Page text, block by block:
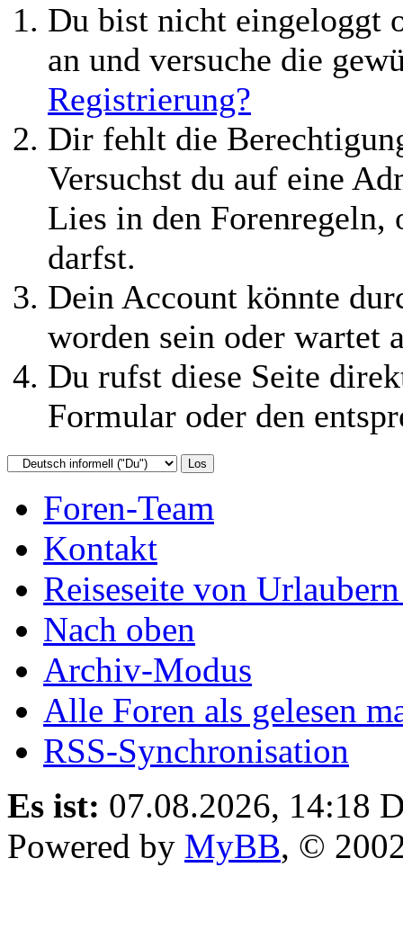
Du bist nicht eingeloggt
an und versuche die
Registrierung?
Dir fehlt die
Versuchst du auf eine
Lies in den Forenregeln,
darfst.
Dein Account könnte
worden sein oder wartet
Du rufst diese Seite
Formular oder den
Foren-Team
Kontakt
Reiseseite von
Nach oben
Archiv-Modus
Alle Foren als gelesen
RSS-Synchronisation
Es ist: 07.08.2026, 14:18
Powered by MyBB, ©